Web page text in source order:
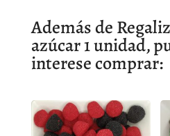
Además de
azúcar 1 unidad,
interese comprar: